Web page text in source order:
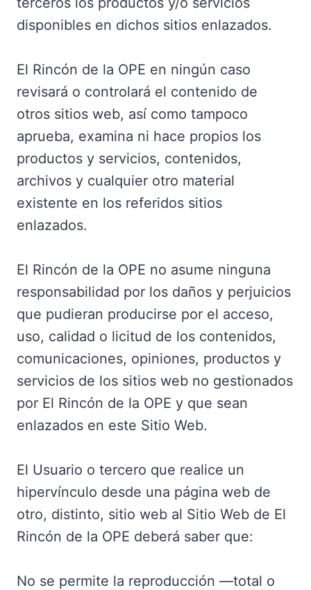
disponibles en dichos sitios enlazados.
El Rincón de la OPE en ningún caso
revisará o controlará el contenido de
otros sitios web, así como tampoco
aprueba, examina ni hace propios los
productos y servicios, contenidos,
archivos y cualquier otro material
existente en los referidos sitios
enlazados.
El Rincón de la OPE no asume ninguna
responsabilidad por los daños y perjuicios
que pudieran producirse por el acceso,
uso, calidad o licitud de los contenidos,
comunicaciones, opiniones, productos y
servicios de los sitios web no gestionados
por El Rincón de la OPE y que sean
enlazados en este Sitio Web.
El Usuario o tercero que realice un
hipervínculo desde una página web de
otro, distinto, sitio web al Sitio Web de El
Rincón de la OPE deberá saber que:
No se permite la reproducción —total o